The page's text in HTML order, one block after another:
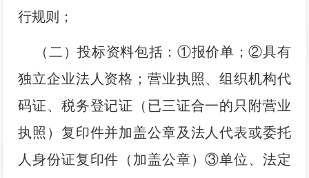
行规则；
（二）投标资料包括：①报价单；②具有
独立企业法人资格；营业执照、组织机构代
码证、税务登记证（已三证合一的只附营业
执照）复印件并加盖公章及法人代表或委托
人身份证复印件（加盖公章）③单位、法定